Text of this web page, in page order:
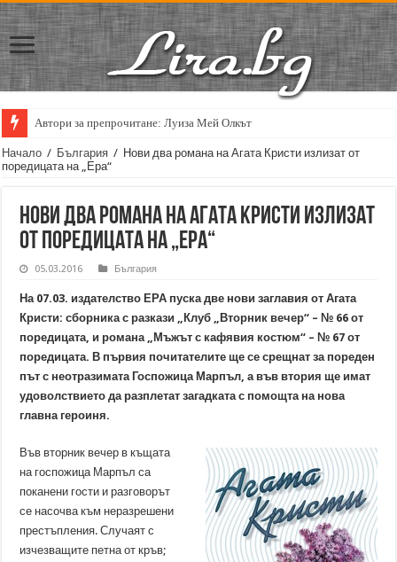
Автори за препрочитане: Луиза Мей Олкът
Начало / България / Нови два романа на Агата Кристи излизат от
поредицата на „Ера“
Нови два романа на Агата Кристи излизат
от поредицата на „Ера“
05.03.2016 България
На 07.03. издателство ЕРА пуска две нови заглавия от Агата
Кристи: сборника с разкази „ Клуб „Вторник вечер“ – № 66 от
поредицата, и романа „ Мъжът с кафявия костюм“ – № 67 от
поредицата. В първия почитателите ще се срещнат за пореден
път с неотразимата Госпожица Марпъл, а във втория ще имат
удоволствието да разплетат загадката с помощта на нова
главна героиня.
Във вторник вечер в къщата
на госпожица Марпъл са
поканени гости и разговорът
се насочва към неразрешени
престъпления. Случаят с
изчезващите петна от кръв;